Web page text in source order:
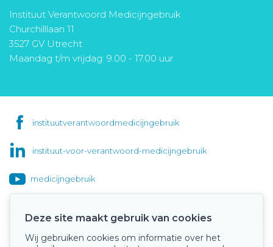
Instituut Verantwoord Medicijngebruik
Churchilllaan 11
3527 GV Utrecht
Maandag t/m vrijdag: 9.00 - 17.00 uur
instituutverantwoordmedicijngebruik
instituut-voor-verantwoord-medicijngebruik
medicijngebruik
Onze keurmerken
Deze site maakt gebruik van cookies
Wij gebruiken cookies om informatie over het